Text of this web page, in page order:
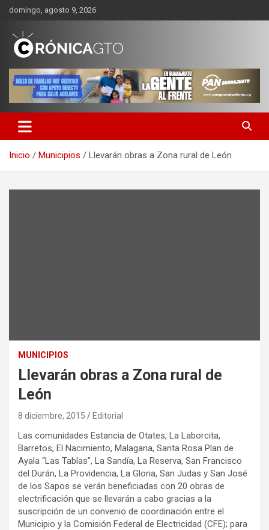
Saltar
contenido
domingo, agosto 9, 2026
CRONICA GUANAJUATO
Inicio Municipios Llevarán obras a Zona rural de León
MUNICIPIOS
Llevarán obras a Zona rural de
León
8 diciembre, 2015 Editorial
Las comunidades Estancia de Otates, La Laborcita,
Barretos, El Nacimiento, Malagana, Santa Rosa Plan de
Ayala “Las Tablas”, La Sandía, La Reserva, San Francisco
del Durán, La Providencia, La Gloria, San Judas y San José
de los Sapos se verán beneficiadas con 20 obras de
electrificación que se llevarán a cabo gracias a la
suscripción de un convenio de coordinación entre el
Municipio y la Comisión Federal de Electricidad (CFE); para